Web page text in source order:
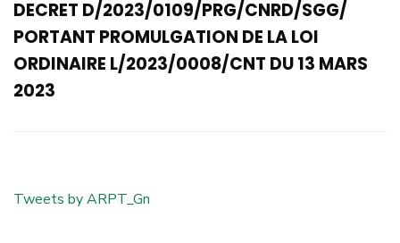
DECRET D/2023/0109/PRG/CNRD/SGG/
PORTANT PROMULGATION DE LA LOI
ORDINAIRE L/2023/0008/CNT DU 13 MARS
2023
Tweets by ARPT_Gn